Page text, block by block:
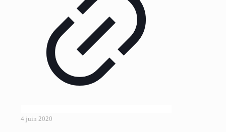
4 juin 2020